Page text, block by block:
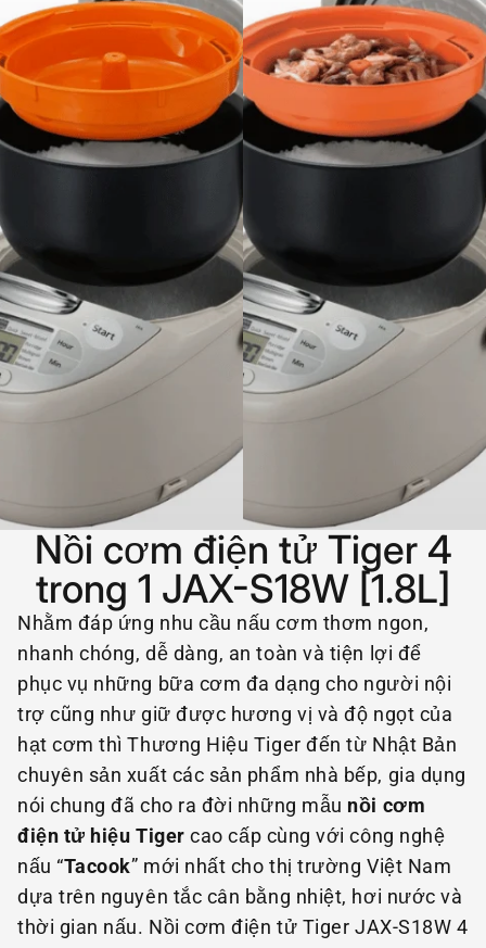
Nồi cơm điện tử Tiger 4
trong 1 JAX-S18W [1.8L]
Nhằm đáp ứng nhu cầu nấu cơm thơm ngon,
nhanh chóng, dễ dàng, an toàn và tiện lợi để
phục vụ những bữa cơm đa dạng cho người nội
trợ cũng như giữ được hương vị và độ ngọt của
hạt cơm thì Thương Hiệu Tiger đến từ Nhật Bản
chuyên sản xuất các sản phẩm nhà bếp, gia dụng
nói chung đã cho ra đời những mẫu nồi cơm
điện tử hiệu Tiger cao cấp cùng với công nghệ
nấu “Tacook” mới nhất cho thị trường Việt Nam
dựa trên nguyên tắc cân bằng nhiệt, hơi nước và
thời gian nấu. Nồi cơm điện tử Tiger JAX-S18W 4